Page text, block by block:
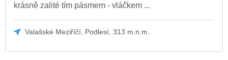
krásně zalité tím pásmem - vláčkem ...
Valašské Meziříčí, Podlesí, 313 m.n.m.